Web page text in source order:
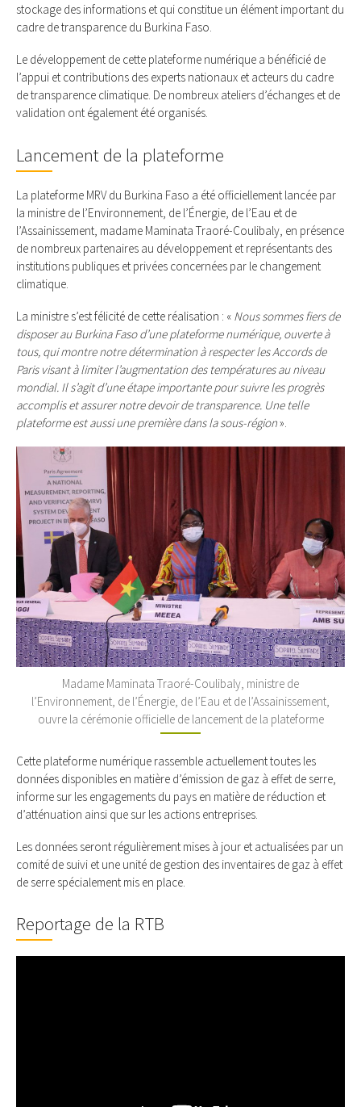
stockage des informations et qui constitue un élément important du
cadre de transparence du Burkina Faso.
Le développement de cette plateforme numérique a bénéficié de
l’appui et contributions des experts nationaux et acteurs du cadre
de transparence climatique. De nombreux ateliers d’échanges et de
validation ont également été organisés.
Lancement de la plateforme
La plateforme MRV du Burkina Faso a été officiellement lancée par
la ministre de l’Environnement, de l’Énergie, de l’Eau et de
l’Assainissement, madame Maminata Traoré-Coulibaly, en présence
de nombreux partenaires au développement et représentants des
institutions publiques et privées concernées par le changement
climatique.
La ministre s’est félicité de cette réalisation : « Nous sommes fiers de
disposer au Burkina Faso d’une plateforme numérique, ouverte à
tous, qui montre notre détermination à respecter les Accords de
Paris visant à limiter l’augmentation des températures au niveau
mondial. Il s’agit d’une étape importante pour suivre les progrès
accomplis et assurer notre devoir de transparence. Une telle
plateforme est aussi une première dans la sous-région».
Madame Maminata Traoré-Coulibaly, ministre de
l’Environnement, de l’Énergie, de l’Eau et de l’Assainissement,
ouvre la cérémonie officielle de lancement de la plateforme
Cette plateforme numérique rassemble actuellement toutes les
données disponibles en matière d’émission de gaz à effet de serre,
informe sur les engagements du pays en matière de réduction et
d’atténuation ainsi que sur les actions entreprises.
Les données seront régulièrement mises à jour et actualisées par un
comité de suivi et une unité de gestion des inventaires de gaz à effet
de serre spécialement mis en place.
Reportage de la RTB